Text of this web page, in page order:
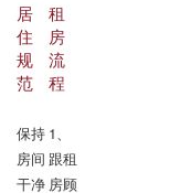
居
住
规
范
保持
房间
干净
租
房
流
程
1、
跟租
房顾